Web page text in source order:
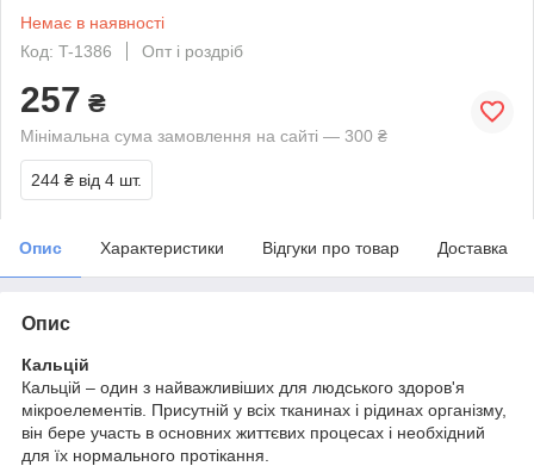
Немає в наявності
Код: T-1386
Опт і роздріб
257 ₴
Мінімальна сума замовлення на сайті — 300 ₴
244 ₴ від 4 шт.
Опис Характеристики Відгуки про товар Доставка
Опис
Кальцій
Кальцій – один з найважливіших для людського здоров'я
мікроелементів. Присутній у всіх тканинах і рідинах організму,
він бере участь в основних життєвих процесах і необхідний
для їх нормального протікання.